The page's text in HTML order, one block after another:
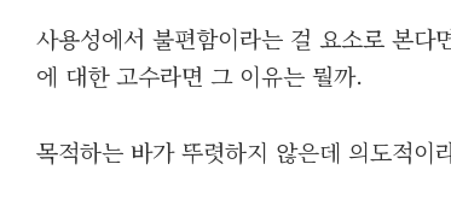
사용성에서 불편함이라는 걸 요소로 본다
에 대한 고수라면 그 이유는 뭘까.
목적하는 바가 뚜렷하지 않은데 의도적이